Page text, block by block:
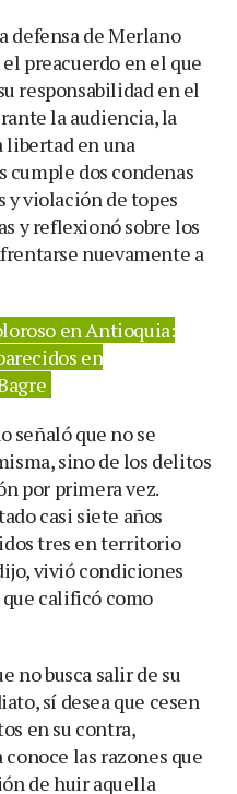
defensa de Merlano
preacuerdo en el que
responsabilidad en el
la audiencia, la
libertad en una
dos condenas
y violación de topes
y reflexionó sobre los
nuevamente a
en Antioquia:
en
señaló que no se
sino de los delitos
por primera vez.
casi siete años
tres en territorio
vivió condiciones
calificó como
no busca salir de su
sí desea que cesen
en su contra,
las razones que
de huir aquella